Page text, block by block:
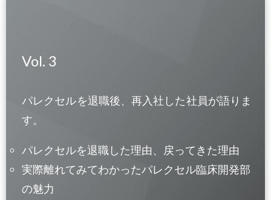
Vol. 3
パレクセルを退職後、再入社した社員が語りま
す。
パレクセルを退職した理由、戻ってきた理由
実際離れてみてわかったパレクセル臨床開発部
の魅力